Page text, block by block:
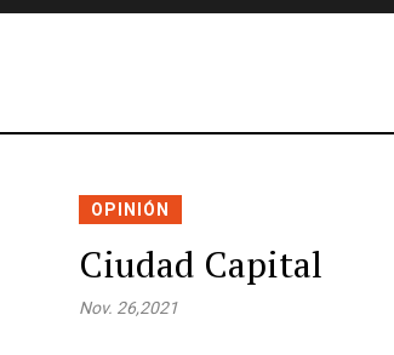
OPINIÓN
Ciudad Capital
Nov. 26,2021